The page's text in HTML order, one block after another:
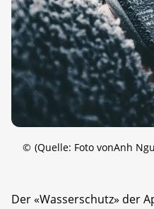
© (Quelle: Foto vonAnh
Der «Wasserschutz» der